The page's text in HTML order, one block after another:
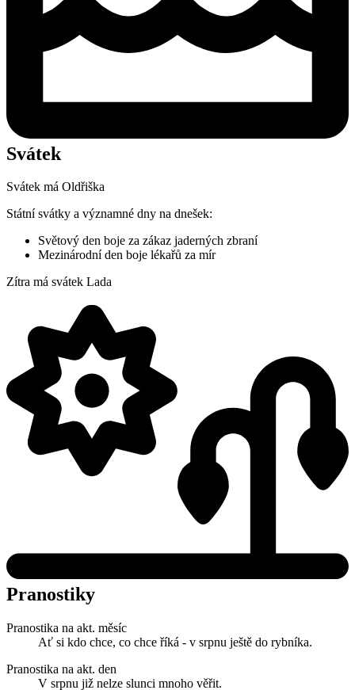
Svátek
Svátek má Oldřiška
Státní svátky a významné dny na dnešek:
Světový den boje za zákaz jaderných zbraní
Mezinárodní den boje lékařů za mír
Zítra má svátek Lada
Pranostiky
Pranostika na akt. měsíc
Ať si kdo chce, co chce říká - v srpnu ještě do rybníka.
Pranostika na akt. den
V srpnu již nelze slunci mnoho věřit.